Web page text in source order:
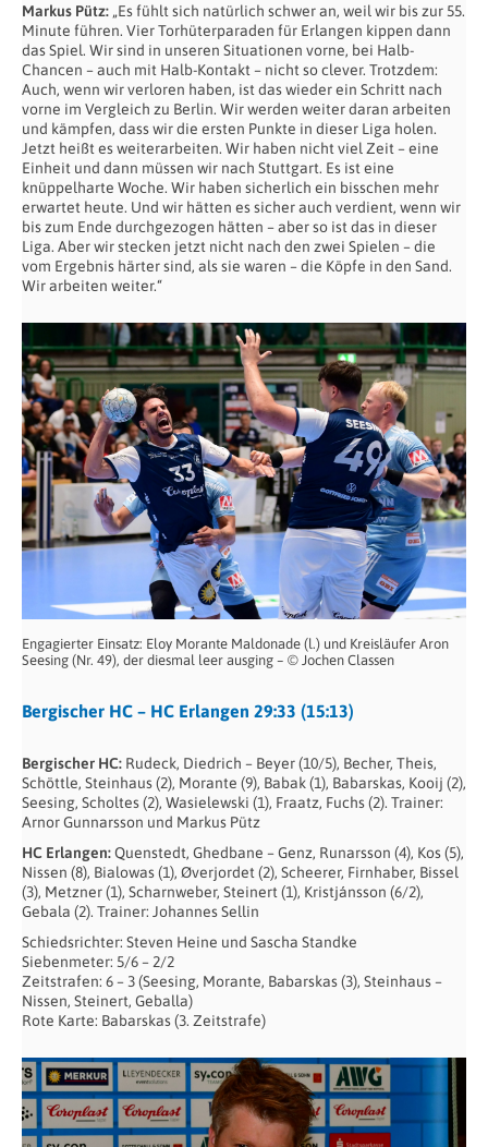
Markus Pütz: „Es fühlt sich natürlich schwer an, weil wir bis zur 55.
Minute führen. Vier Torhüterparaden für Erlangen kippen dann
das Spiel. Wir sind in unseren Situationen vorne, bei Halb-
Chancen – auch mit Halb-Kontakt – nicht so clever. Trotzdem:
Auch, wenn wir verloren haben, ist das wieder ein Schritt nach
vorne im Vergleich zu Berlin. Wir werden weiter daran arbeiten
und kämpfen, dass wir die ersten Punkte in dieser Liga holen.
Jetzt heißt es weiterarbeiten. Wir haben nicht viel Zeit – eine
Einheit und dann müssen wir nach Stuttgart. Es ist eine
knüppelharte Woche. Wir haben sicherlich ein bisschen mehr
erwartet heute. Und wir hätten es sicher auch verdient, wenn wir
bis zum Ende durchgezogen hätten – aber so ist das in dieser
Liga. Aber wir stecken jetzt nicht nach den zwei Spielen – die
vom Ergebnis härter sind, als sie waren – die Köpfe in den Sand.
Wir arbeiten weiter.“
Engagierter Einsatz: Eloy Morante Maldonade (l.) und Kreisläufer Aron
Seesing (Nr. 49), der diesmal leer ausging – © Jochen Classen
Bergischer HC – HC Erlangen 29:33 (15:13)
Bergischer HC: Rudeck, Diedrich – Beyer (10/5), Becher, Theis,
Schöttle, Steinhaus (2), Morante (9), Babak (1), Babarskas, Kooij (2),
Seesing, Scholtes (2), Wasielewski (1), Fraatz, Fuchs (2). Trainer:
Arnor Gunnarsson und Markus Pütz
HC Erlangen:Quenstedt, Ghedbane – Genz, Runarsson (4), Kos (5),
Nissen (8), Bialowas (1), Øverjordet (2), Scheerer, Firnhaber, Bissel
(3), Metzner (1), Scharnweber, Steinert (1), Kristjánsson (6/2),
Gebala (2). Trainer: Johannes Sellin
Schiedsrichter: Steven Heine und Sascha Standke
Siebenmeter: 5/6 – 2/2
Zeitstrafen: 6 – 3 (Seesing, Morante, Babarskas (3), Steinhaus –
Nissen, Steinert, Geballa)
Rote Karte: Babarskas (3. Zeitstrafe)